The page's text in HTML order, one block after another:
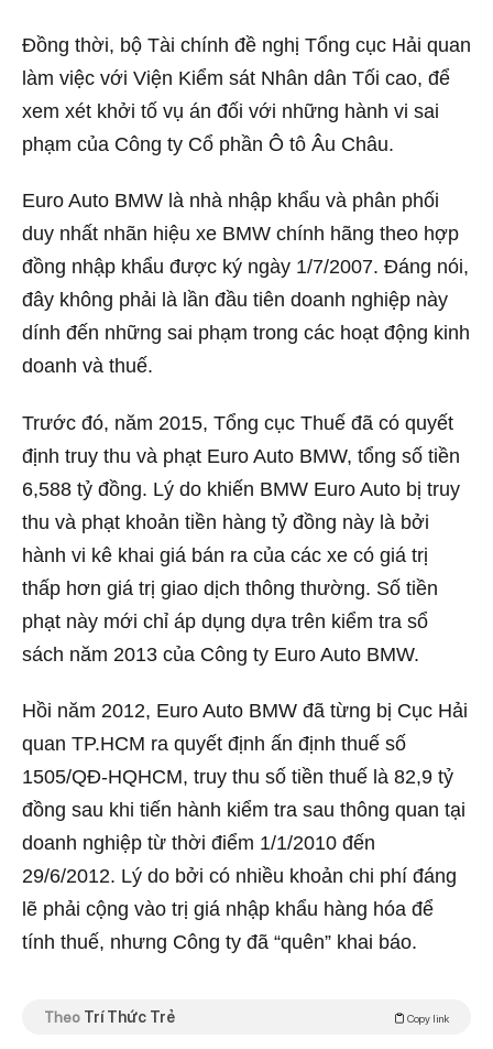
Đồng thời, bộ Tài chính đề nghị Tổng cục Hải quan
làm việc với Viện Kiểm sát Nhân dân Tối cao, để
xem xét khởi tố vụ án đối với những hành vi sai
phạm của Công ty Cổ phần Ô tô Âu Châu.
Euro Auto BMW là nhà nhập khẩu và phân phối
duy nhất nhãn hiệu xe BMW chính hãng theo hợp
đồng nhập khẩu được ký ngày 1/7/2007. Đáng nói,
đây không phải là lần đầu tiên doanh nghiệp này
dính đến những sai phạm trong các hoạt động kinh
doanh và thuế.
Trước đó, năm 2015, Tổng cục Thuế đã có quyết
định truy thu và phạt Euro Auto BMW, tổng số tiền
6,588 tỷ đồng. Lý do khiến BMW Euro Auto bị truy
thu và phạt khoản tiền hàng tỷ đồng này là bởi
hành vi kê khai giá bán ra của các xe có giá trị
thấp hơn giá trị giao dịch thông thường. Số tiền
phạt này mới chỉ áp dụng dựa trên kiểm tra sổ
sách năm 2013 của Công ty Euro Auto BMW.
Hồi năm 2012, Euro Auto BMW đã từng bị Cục Hải
quan TP.HCM ra quyết định ấn định thuế số
1505/QĐ-HQHCM, truy thu số tiền thuế là 82,9 tỷ
đồng sau khi tiến hành kiểm tra sau thông quan tại
doanh nghiệp từ thời điểm 1/1/2010 đến
29/6/2012. Lý do bởi có nhiều khoản chi phí đáng
lẽ phải cộng vào trị giá nhập khẩu hàng hóa để
tính thuế, nhưng Công ty đã “quên” khai báo.
Theo Trí Thức Trẻ Copy link